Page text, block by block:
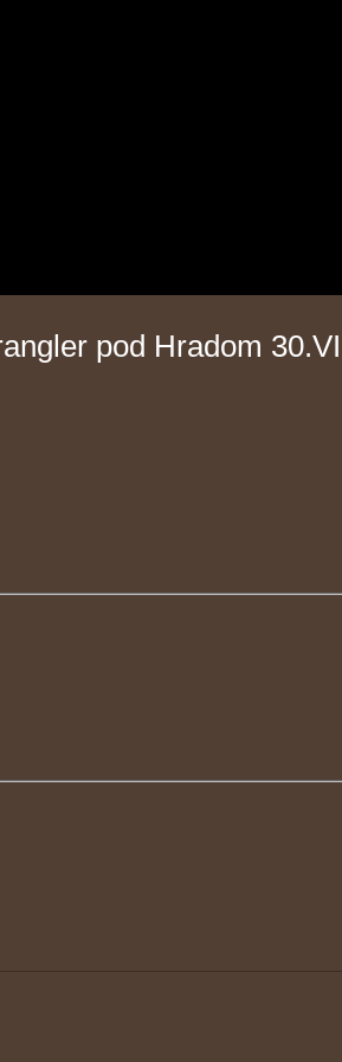
pod Hradom